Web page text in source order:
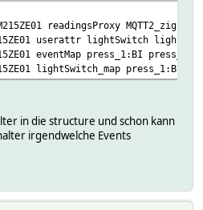
readingsProxy
userattr lightSwitch
eventMap press_1:BI
lightSwitch_map press_1:BI
in die structure und schon kann
irgendwelche Events